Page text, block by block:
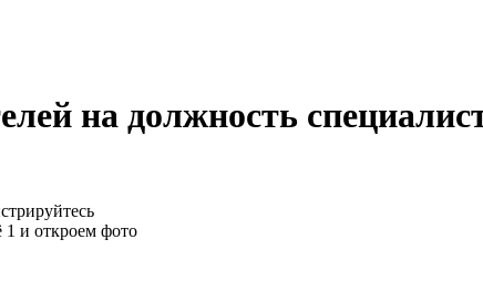
на должность
и откроем фото